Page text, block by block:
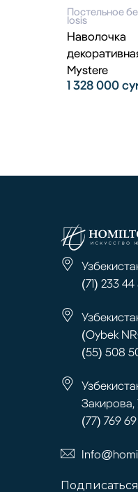
Постельное
Iosis
Наволочка
Mystere
1 328 000
(71) 233 44
(Oybek
(55) 508
Закирова,
(77) 769